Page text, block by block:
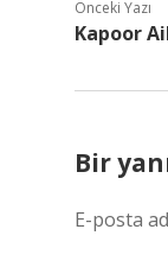
Önceki Yazı
Kapoor
Bir
E-posta